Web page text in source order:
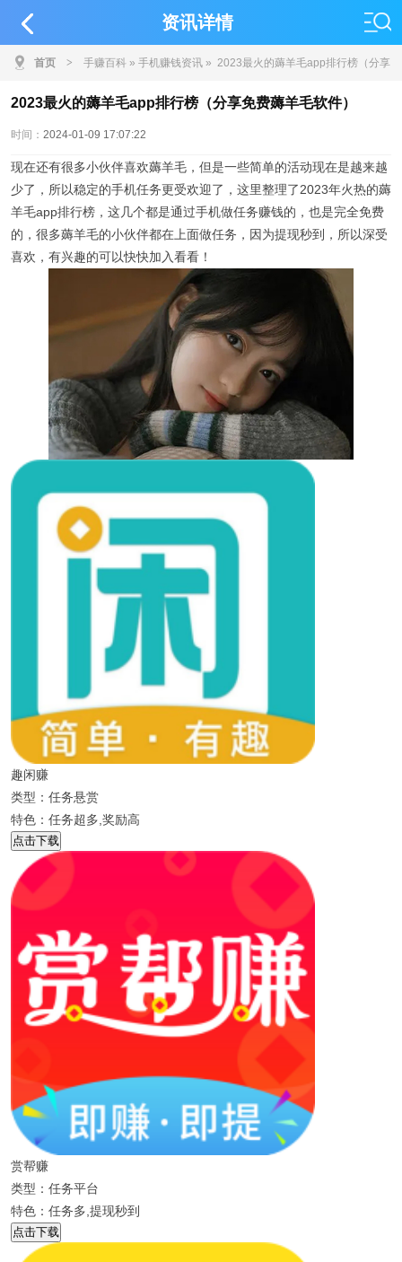
资讯详情
首页 > 手赚百科 » 手机赚钱资讯 » 2023最火的薅羊毛app排行榜（分享
免费薅羊毛软件）
2023最火的薅羊毛app排行榜（分享免费薅羊毛软件）
时间： 2024-01-09 17:07:22
现在还有很多小伙伴喜欢薅羊毛，但是一些简单的活动现在是越来越
少了，所以稳定的手机任务更受欢迎了，这里整理了2023年火热的薅
羊毛app排行榜，这几个都是通过手机做任务赚钱的，也是完全免费
的，很多薅羊毛的小伙伴都在上面做任务，因为提现秒到，所以深受
喜欢，有兴趣的可以快快加入看看！
趣闲赚
类型：任务悬赏
特色：任务超多,奖励高
点击下载
赏帮赚
类型：任务平台
特色：任务多,提现秒到
点击下载